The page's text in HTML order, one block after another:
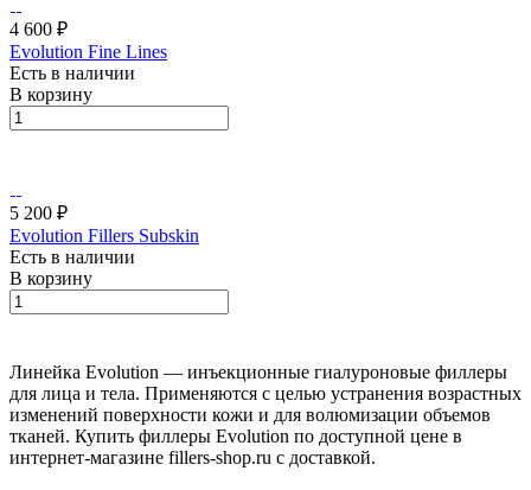
4 600 ₽
Evolution Fine Lines
Есть в наличии
В корзину
5 200 ₽
Evolution Fillers Subskin
Есть в наличии
В корзину
Линейка Evolution — инъекционные гиалуроновые филлеры
для лица и тела. Применяются с целью устранения возрастных
изменений поверхности кожи и для волюмизации объемов
тканей. Купить филлеры Evolution по доступной цене в
интернет-магазине fillers-shop.ru с доставкой.